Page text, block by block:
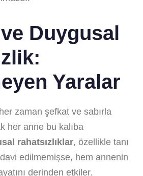
Duygusal
Yaralar
zaman şefkat ve sabırla
her anne bu kalıba
rahatsızlıklar, özellikle tanı
edilmemişse, hem annenin
derinden etkiler.